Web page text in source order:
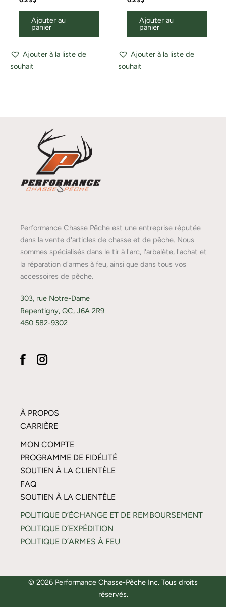
Ajouter au
panier
Ajouter à la liste de
souhait
Ajouter au
panier
Ajouter à la liste de
souhait
Performance Chasse Pêche est une entreprise réputée
dans la vente d'articles de chasse et de pêche. Nous
sommes spécialisés dans le tir à l'arc, l'arbalète, l'achat et
la réparation d'armes à feu, ainsi que dans tous vos
accessoires de pêche.
303, rue Notre-Dame
Repentigny, QC, J6A 2R9
450 582-9302
À PROPOS
CARRIÈRE
MON COMPTE
PROGRAMME DE FIDÉLITÉ
SOUTIEN À LA CLIENTÈLE
FAQ
SOUTIEN À LA CLIENTÈLE
POLITIQUE D’ÉCHANGE ET DE REMBOURSEMENT
POLITIQUE D’EXPÉDITION
POLITIQUE D’ARMES À FEU
© 2026 Performance Chasse-Pêche Inc. Tous droits
réservés.